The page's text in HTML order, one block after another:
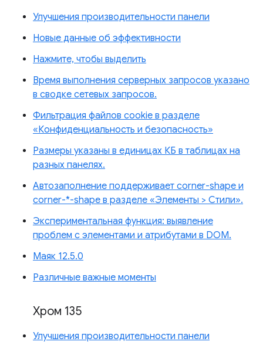
Улучшения производительности панели
Новые данные об эффективности
Нажмите, чтобы выделить
Время выполнения серверных запросов указано
в сводке сетевых запросов.
Фильтрация файлов cookie в разделе
«Конфиденциальность и безопасность»
Размеры указаны в единицах КБ в таблицах на
разных панелях.
Автозаполнение поддерживает corner-shape и
corner-*-shape в разделе «Элементы > Стили».
Экспериментальная функция: выявление
проблем с элементами и атрибутами в DOM.
Маяк 12.5.0
Различные важные моменты
Хром 135
Улучшения производительности панели